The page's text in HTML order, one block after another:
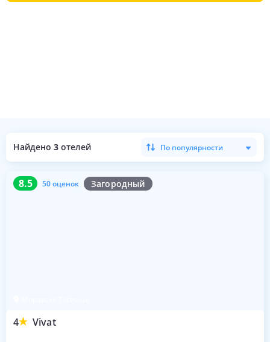
Найдено 3 отелей По популярности
8.5 50 оценок Загородный
4 Vivat
8.5 50 оценок